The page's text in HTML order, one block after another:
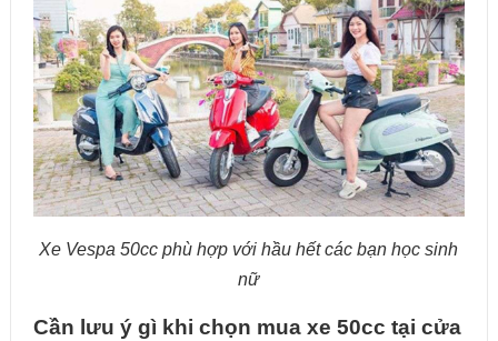
Xe Vespa 50cc phù hợp với hầu hết các bạn học sinh
nữ
Cần lưu ý gì khi chọn mua xe 50cc tại cửa